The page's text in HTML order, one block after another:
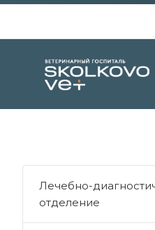
Лечебно-
отделение